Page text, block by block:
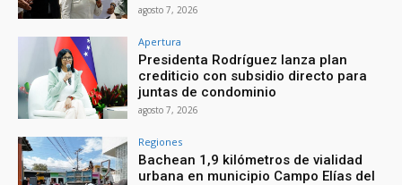
agosto 7, 2026
Apertura
Presidenta Rodríguez lanza plan
crediticio con subsidio directo para
juntas de condominio
agosto 7, 2026
Regiones
Bachean 1,9 kilómetros de vialidad
urbana en municipio Campo Elías del